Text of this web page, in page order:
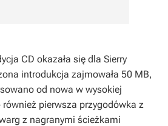
CD okazała się dla Sierry
introdukcja zajmowała 50 MB,
od nowa w wysokiej
również pierwsza przygodówka z
z nagranymi ścieżkami